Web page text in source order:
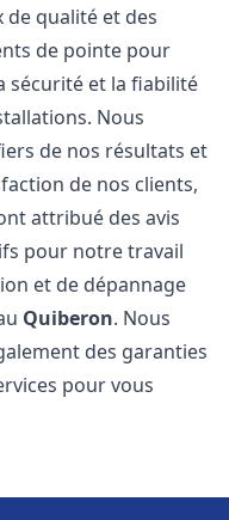
de qualité et des
de pointe pour
sécurité et la fiabilité
Nous
de nos résultats et
de nos clients,
attribué des avis
pour notre travail
et de dépannage
Quiberon. Nous
des garanties
pour vous